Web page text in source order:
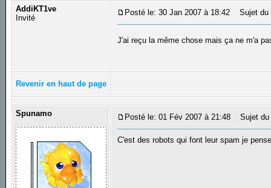
AddiKT1ve
Invité
Posté le: 30 Jan 2007 à 18:42 Sujet du
J'ai reçu la même chose mais ça ne m'a
Revenir en haut de page
Spunamo Posté le: 01 Fév 2007 à 21:48 Sujet du
C'est des robots qui font leur spam je